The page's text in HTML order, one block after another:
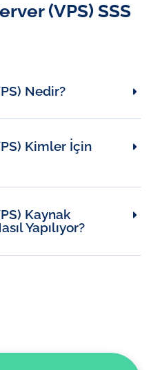
(VPS) SSS
Nedir?
Kimler İçin
Kaynak
Yapılıyor?